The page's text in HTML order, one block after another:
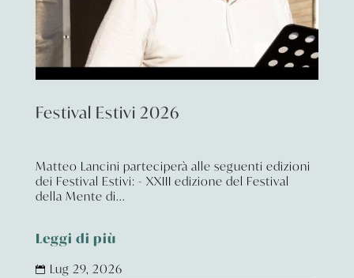
Festival Estivi 2026
Matteo Lancini parteciperà alle seguenti edizioni
dei Festival Estivi: - XXIII edizione del Festival
della Mente di...
Leggi di più
 Lug 29, 2026